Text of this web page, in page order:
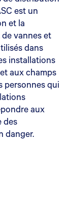
est un
et la
vannes et
dans
installations
aux champs
personnes qui
aux
des
danger.